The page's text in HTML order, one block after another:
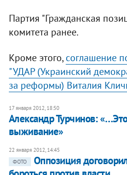
Партия "Гражданская
комитета ранее.
Кроме этого,соглашение
"УДАР (Украинский
за реформы) Виталия
17 января 2012, 18:50
​Александр Турчинов:
выживание»
22 января 2012, 14:45
ФОТО
Оппозиция